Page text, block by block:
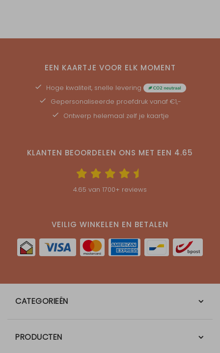
EEN KAARTJE VOOR ELK MOMENT
Hoge kwaliteit, snelle levering
Gepersonaliseerde proefdruk vanaf €1,-
Ontwerp helemaal zelf je kaartje
KLANTEN BEOORDELEN ONS MET EEN 4.65
4.65 van 1700+ reviews
VEILIG WINKELEN EN BETALEN
CATEGORIEËN
PRODUCTEN